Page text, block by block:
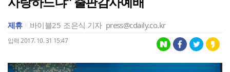
제휴 바이블25 조은식 기자 press@cdaily.co.kr
입력 2017. 10. 31 15:47